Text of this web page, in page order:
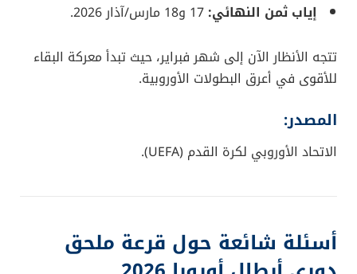
إياب ثمن النهائي:
تتجه الأنظار الآن إلى شهر فبراير، حيث تبدأ معركة البقاء
للأقوى في أعرق البطولات الأوروبية.
المصدر:
الاتحاد الأوروبي لكرة القدم (UEFA).
أسئلة شائعة حول قرعة ملحق